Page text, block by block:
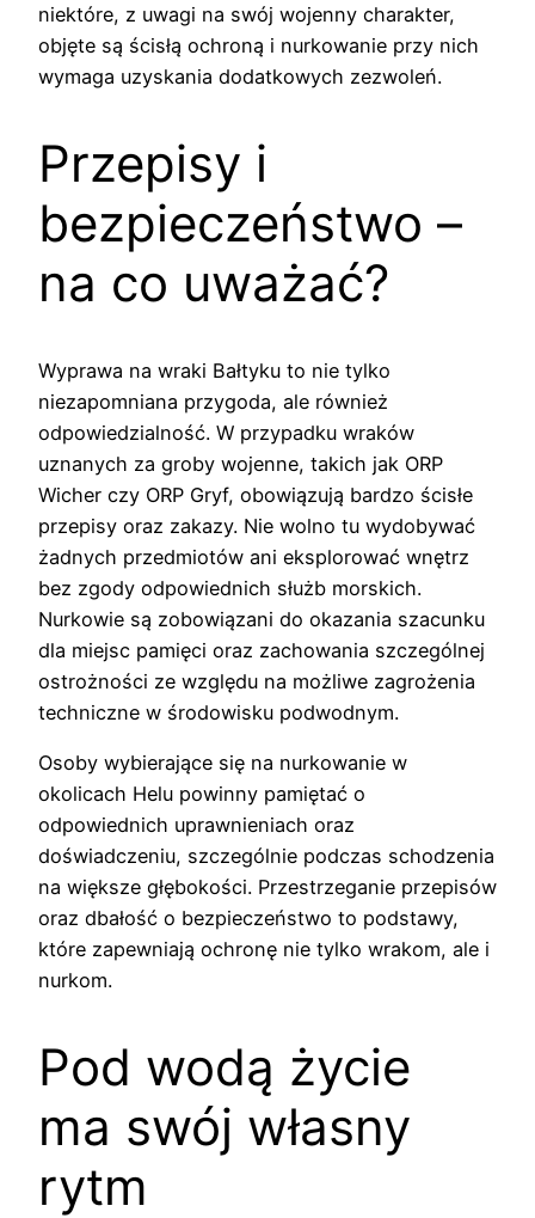
niektóre, z uwagi na swój wojenny charakter,
objęte są ścisłą ochroną i nurkowanie przy nich
wymaga uzyskania dodatkowych zezwoleń.
Przepisy i
bezpieczeństwo –
na co uważać?
Wyprawa na wraki Bałtyku to nie tylko
niezapomniana przygoda, ale również
odpowiedzialność. W przypadku wraków
uznanych za groby wojenne, takich jak ORP
Wicher czy ORP Gryf, obowiązują bardzo ścisłe
przepisy oraz zakazy. Nie wolno tu wydobywać
żadnych przedmiotów ani eksplorować wnętrz
bez zgody odpowiednich służb morskich.
Nurkowie są zobowiązani do okazania szacunku
dla miejsc pamięci oraz zachowania szczególnej
ostrożności ze względu na możliwe zagrożenia
techniczne w środowisku podwodnym.
Osoby wybierające się na nurkowanie w
okolicach Helu powinny pamiętać o
odpowiednich uprawnieniach oraz
doświadczeniu, szczególnie podczas schodzenia
na większe głębokości. Przestrzeganie przepisów
oraz dbałość o bezpieczeństwo to podstawy,
które zapewniają ochronę nie tylko wrakom, ale i
nurkom.
Pod wodą życie
ma swój własny
rytm